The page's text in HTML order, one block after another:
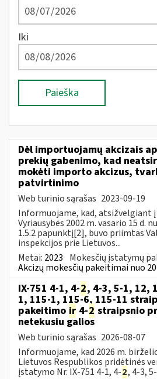
Iki
Paieška
Dėl importuojamų akcizais
prekių gabenimo, kad
mokėti importo akcizus,
patvirtinimo
Web turinio sąrašas 2023-09-19
Informuojame, kad, atsižvelgiant
Vyriausybės 2002 m. vasario 15 d.
1.5.2 papunktį[2], buvo priimtas
inspekcijos prie Lietuvos...
Metai: 2023 Mokesčių įstatymų
Akcizų mokesčių pakeitimai nuo
IX-751 4-1, 4-2, 4-3, 5-1, 12,
1, 115-1, 115-6, 115-11
pakeitimo ir 4-2 straipsnio
netekusiu galios
Web turinio sąrašas 2026-08-07
Informuojame, kad 2026 m.
Lietuvos Respublikos pridėtinės
įstatymo Nr. IX-751 4-1, 4-2, 4-3,